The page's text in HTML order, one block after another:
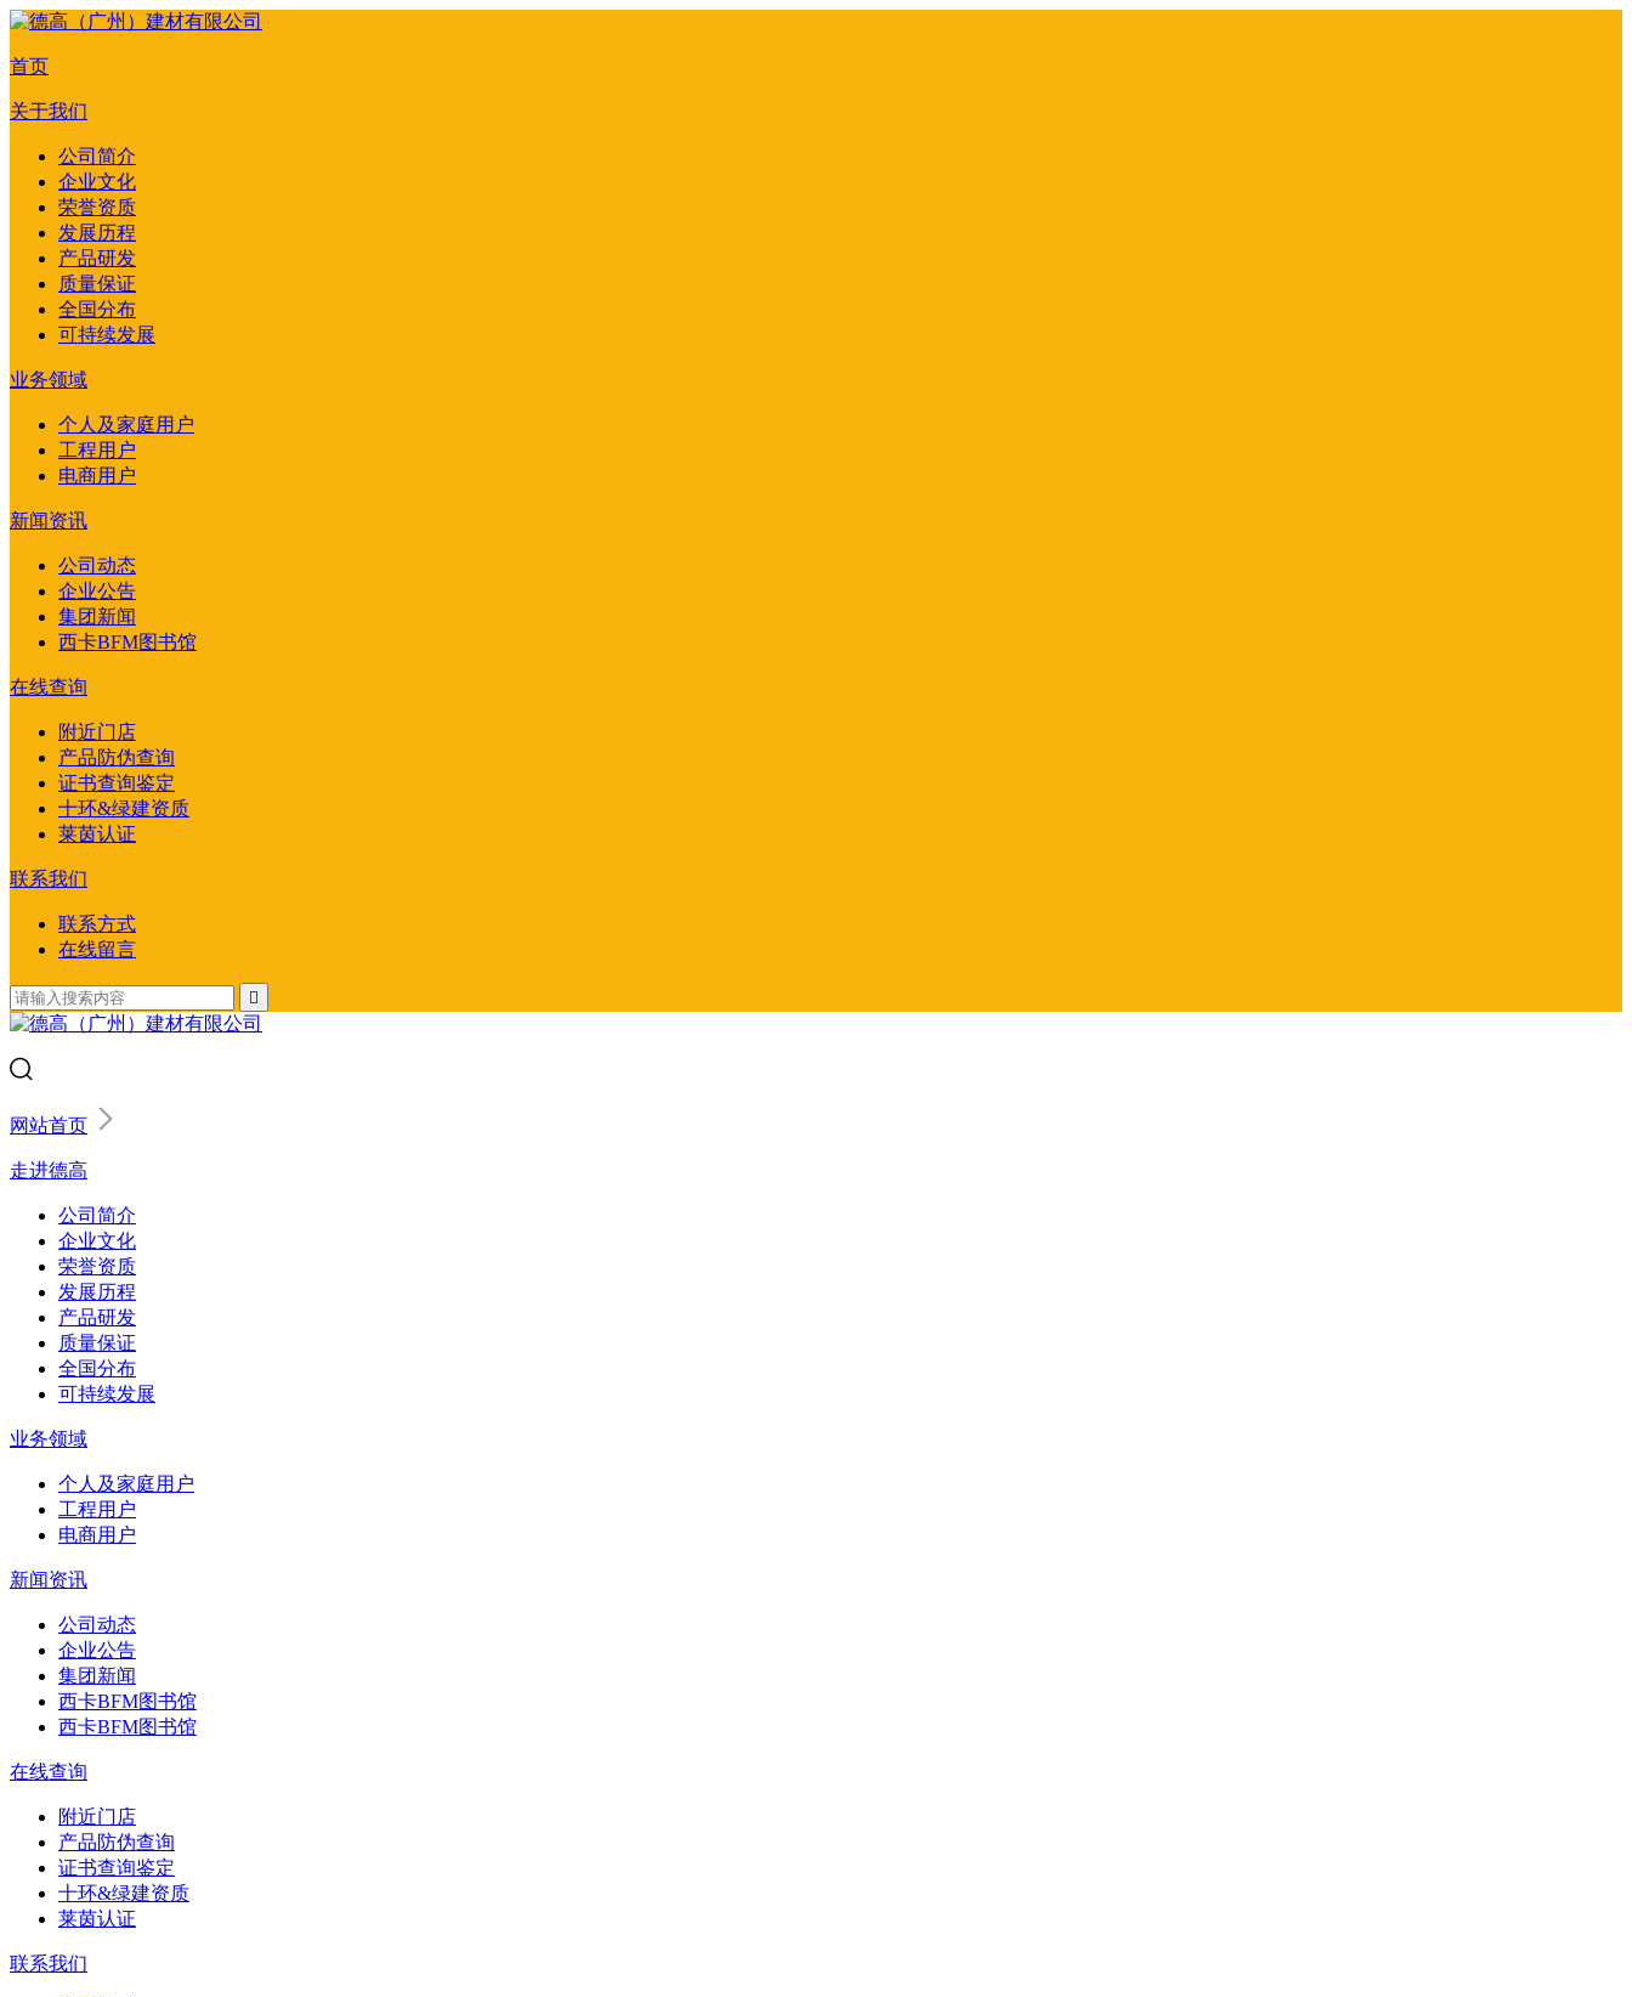
首页
关于我们
公司简介
企业文化
荣誉资质
发展历程
产品研发
质量保证
全国分布
可持续发展
业务领域
个人及家庭用户
工程用户
电商用户
新闻资讯
公司动态
企业公告
集团新闻
西卡BFM图书馆
在线查询
附近门店
产品防伪查询
证书查询鉴定
十环&绿建资质
莱茵认证
联系我们
联系方式
在线留言

网站首页
走进德高
公司简介
企业文化
荣誉资质
发展历程
产品研发
质量保证
全国分布
可持续发展
业务领域
个人及家庭用户
工程用户
电商用户
新闻资讯
公司动态
企业公告
集团新闻
西卡BFM图书馆
西卡BFM图书馆
在线查询
附近门店
产品防伪查询
证书查询鉴定
十环&绿建资质
莱茵认证
联系我们